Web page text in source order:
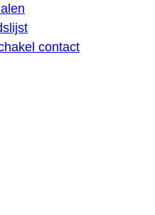
contact